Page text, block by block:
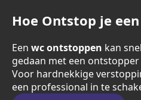
Hoe Ontstop je
Een wc ontstoppen kan
gedaan met een
Voor hardnekkige
een professional in te